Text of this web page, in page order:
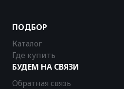
ПОДБОР
Каталог
Где купить
БУДЕМ НА СВЯЗИ
Обратная связь